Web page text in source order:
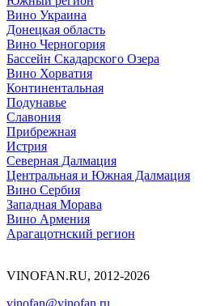
Вино Украина
Донецкая область
Вино Черногория
Бассейн Скадарского Озера
Вино Хорватия
Континентальная
Подунавье
Славония
Прибрежная
Истрия
Северная Далмация
Центральная и Южная Далмация
Вино Сербия
Западная Морава
Вино Армения
Арагацотнский регион
VINOFAN.RU, 2012-2026